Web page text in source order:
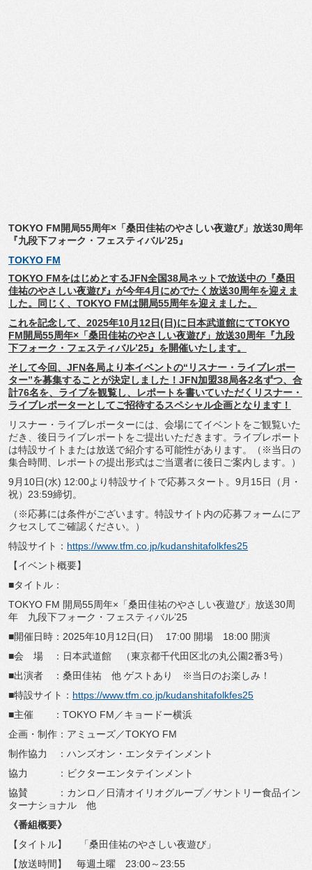
TOKYO FM開局55周年×「桑田佳祐のやさしい夜遊び」放送30周年
『九段下フォーク・フェスティバル’25』
TOKYO FM
TOKYO FMをはじめとするJFN全国38局ネットで放送中の『桑田
佳祐のやさしい夜遊び』 が今年4月にめでたく放送30周年を迎えま
した。同じく、 TOKYO FMは開局55周年を迎えました。
これを記念して、2025年10月12日(日)に日本武道館にてTOKYO
FM開局55周年×「桑田佳祐のやさしい夜遊び」放送30周年『九段
下フォーク・フェスティバル’25』を開催いたします。
そして今回、JFN各局より本イベントの“リスナー・ ライブレポー
ター”を募集することが決定しました！ JFN加盟38局各2名ずつ、合
計76名を、ライブを観覧し、
レポートを書いていただくリスナー・
ライブレポーターとしてご招待するスペシャル企画となります！
リスナー・ライブレポーターには、 会場にてイベントをご観覧いた
だき、 後日ライブレポートをご提出いただきます。 ライブレポート
は特設サイトまたは放送で紹介する可能性があります。（※当日の
集合時間、
レポートの提出形式はご当選者に後日ご案内します。）
9月10日(水) 12:00より特設サイトで応募スタート。9月15日（月・
祝） 23:59締切。
（※応募には条件がございます。 特設サイト内の応募フォームにア
クセスしてご確認ください。）
特設サイト： https://www.tfm.co.jp/kudanshitafolkfes25
【イベント概要】
■タイトル：
TOKYO FM 開局55周年×「桑田佳祐のやさしい夜遊び」放送30周
年 九段下フォーク・フェスティバル’25
■開催日時：2025年10月12日(日) 17:00 開場 18:00 開演
■会 場 ：日本武道館 （東京都千代田区北の丸公園2番3号）
■出演者 ：桑田佳祐 他 ゲストあり ※当日のお楽しみ！
■特設サイト： https://www.tfm.co.jp/kudanshitafolkfes25
■主催 ：TOKYO FM／キョードー横浜
企画・制作：アミューズ／TOKYO FM
制作協力 ：ハンズオン・エンタテインメント
協力 ：ビクターエンタテインメント
協賛 ：カンロ／日清オイリオグループ／サントリー食品イン
ターナショナル 他
《番組概要》
【タイトル】 「桑田佳祐のやさしい夜遊び」
【放送時間】 毎週土曜 23:00～23:55